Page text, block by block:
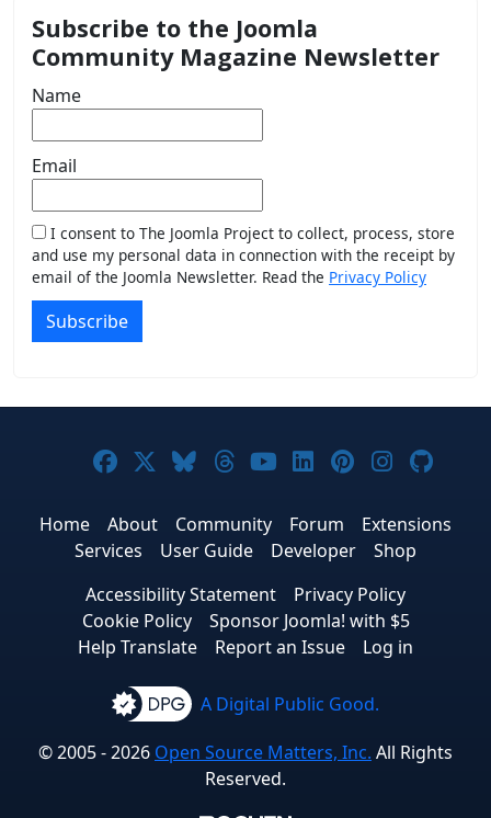
Subscribe to the Joomla
Community Magazine Newsletter
Name
Email
I consent to The Joomla Project to collect, process, store
and use my personal data in connection with the receipt by
email of the Joomla Newsletter. Read the Privacy Policy
Subscribe
Joomla! on Facebook
Joomla! on X
Joomla! on Bluesky
Joomla! on Threads
Joomla! on
Joomla! on
Joomla! on
Joomla!
Home About Community Forum
Extensions
Services
User Guide Developer
Shop
Accessibility Statement
Privacy Policy
Cookie Policy
Sponsor Joomla! with $5
Help Translate
Report an Issue Log in
A Digital Public Good.
© 2005 - 2026 Open Source Matters, Inc. All Rights
Reserved.